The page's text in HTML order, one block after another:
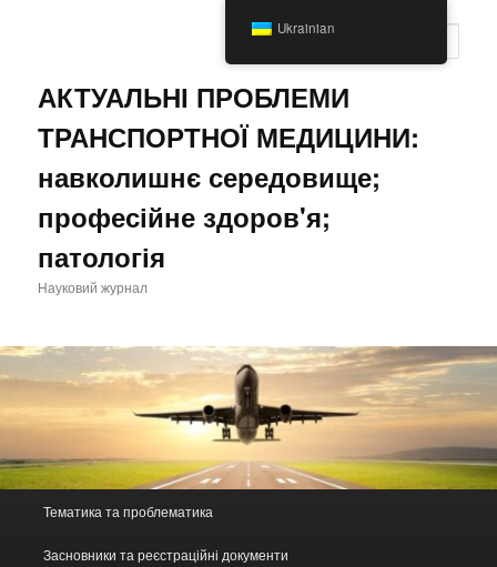
АКТУАЛЬНІ ПРОБЛЕМИ
ТРАНСПОРТНОЇ МЕДИЦИНИ:
навколишнє середовище;
професійне здоров'я;
патологія
Науковий журнал
Тематика та проблематика
Засновники та реєстраційні документи
Ukrainian